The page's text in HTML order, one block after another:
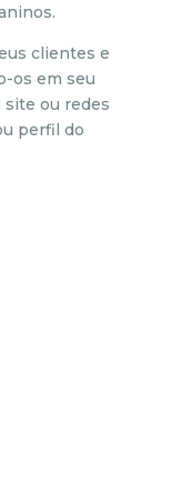
clientes e
os em seu
site ou redes
perfil do